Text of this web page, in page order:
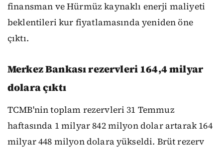
finansman ve Hürmüz kaynaklı enerji maliyeti
beklentileri kur fiyatlamasında yeniden öne
çıktı.
Merkez Bankası rezervleri 164,4 milyar
dolara çıktı
TCMB'nin toplam rezervleri 31 Temmuz
haftasında 1 milyar 842 milyon dolar artarak 164
milyar 448 milyon dolara yükseldi. Brüt rezerv